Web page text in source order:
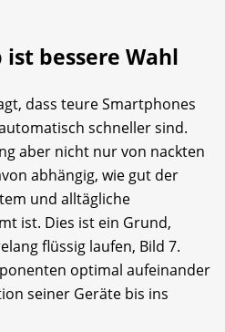
ist bessere Wahl
dass teure Smartphones
schneller sind.
aber nicht nur von nackten
abhängig, wie gut der
und alltägliche
ist. Dies ist ein Grund,
flüssig laufen, Bild 7.
optimal aufeinander
seiner Geräte bis ins